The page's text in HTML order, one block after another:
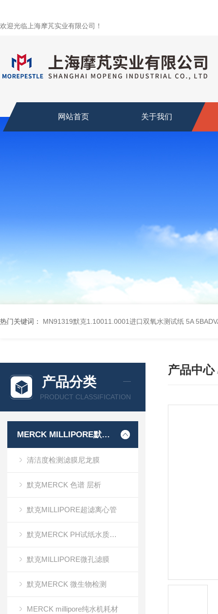
欢迎光临上海摩芃实业有限公司！
网站首页 关于我们
热门关键词： MN91319默克1.10011.0001进口双氧水测试纸 5A
产品分类
PRODUCT CLASSIFICATION
MERCK MILLIPORE默克密理博产品
清洁度检测滤膜尼龙膜
默克MERCK 色谱 层析
默克MILLIPORE超滤离心管
默克MERCK PH试纸水质分析
默克MILLIPORE微孔滤膜
默克MERCK 微生物检测
MERCK millipore纯水机耗材
产品中心